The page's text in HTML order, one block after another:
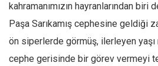
kahramanımızın hayranlarından biri
Paşa Sarıkamış cephesine geldiği
ön siperlerde görmüş, ilerleyen
cephe gerisinde bir görev vermeyi